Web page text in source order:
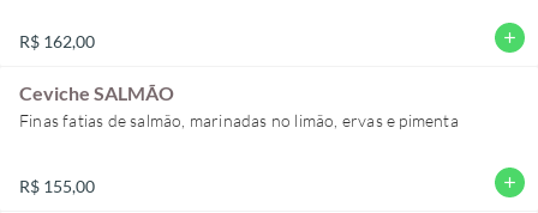
R$ 162,00 add
Ceviche SALMÃO
Finas fatias de salmão, marinadas no limão, ervas e pimenta
R$ 155,00 add